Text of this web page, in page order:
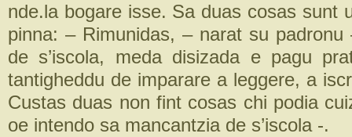
nde.la bogare isse. Sa duas cosas sunt
pinna: – Rimunidas, – narat su padronu
de s’iscola, meda disizada e pagu
tantigheddu de imparare a leggere, a
Custas duas non fint cosas chi podia
oe intendo sa mancantzia de s’iscola -.